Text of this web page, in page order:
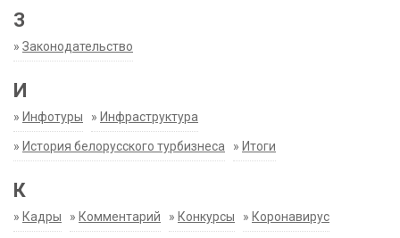
З
» Законодательство
И
» Инфотуры » Инфраструктура
» История белорусского турбизнеса » Итоги
К
» Кадры » Комментарий » Конкурсы » Коронавирус